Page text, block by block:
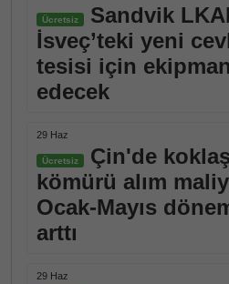
Ücretsiz
Sandvik
İsveç’teki yeni
tesisi için
edecek
29 Haz
Ücretsiz
Çin'de
kömürü alım
Ocak-Mayıs
arttı
29 Haz